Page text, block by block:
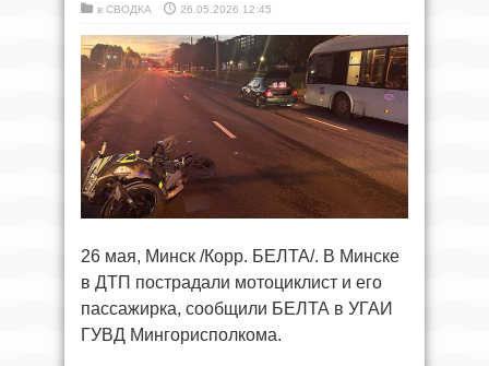
в СВОДКА 26.05.2026 12:45
26 мая, Минск /Корр. БЕЛТА/. В Минске
в ДТП пострадали мотоциклист и его
пассажирка, сообщили БЕЛТА в УГАИ
ГУВД Мингорисполкома.